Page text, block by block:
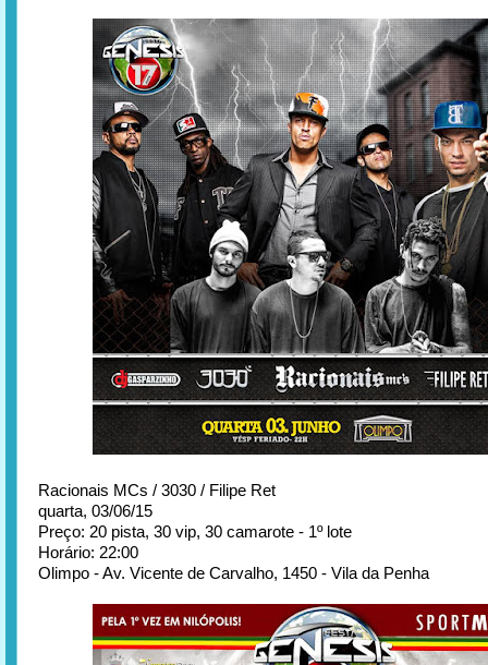
Racionais MCs / 3030 / Filipe Ret
quarta, 03/06/15
Preço: 20 pista, 30 vip, 30 camarote - 1º lote
Horário: 22:00
Olimpo - Av. Vicente de Carvalho, 1450 - Vila da Penha